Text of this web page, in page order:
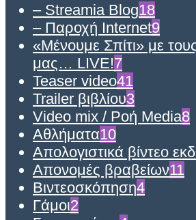
– Streamia Blog18
– Παροχή Internet9
«Μένουμε Σπίτι» με
μας… LIVE!7
Teaser video41
Trailer βιβλίου3
Video mix / Ροή Media8
Αθλήματα10
Απολογιστικά βίντεο
Απονομές βραβείων11
Βιντεοσκόπηση4
Γάμοι2